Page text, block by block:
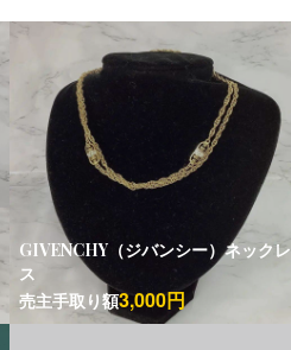
GIVENCHY（ジバンシー）ネックレ
ス
売主手取り額3,000円